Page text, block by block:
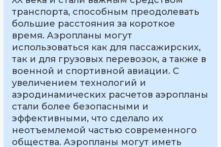
транспорта, способным преодолевать
большие расстояния за короткое
время. Аэропланы могут
использоваться как для пассажирских,
так и для грузовых перевозок, а также в
военной и спортивной авиации. С
увеличением технологий и
аэродинамических расчетов аэропланы
стали более безопасными и
эффективными, что сделало их
неотъемлемой частью современного
общества. Аэропланы могут иметь